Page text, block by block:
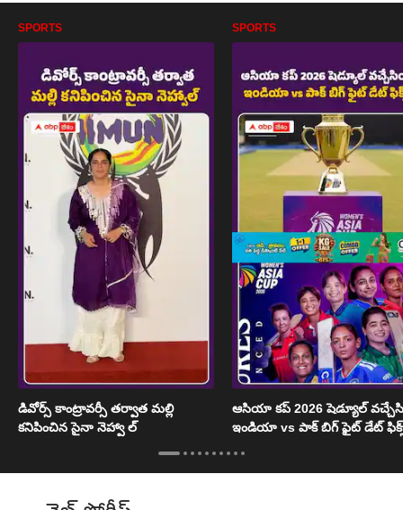
SPORTS
డివోర్స్ కాంట్రావర్సీ తర్వాత మల్లి
కనిపించిన సైనా నెహ్వా ల్
SPORTS
ఆసియా కప్ 2026 షెడ్యూల్
ఇండియా vs పాక్ బిగ్ ఫైట్ డేట్